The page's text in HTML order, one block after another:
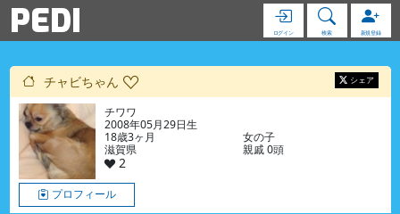
PEDI ログイン 検索 新規登録
チャビちゃん シェア
チワワ
2008年05月29日生
18歳3ヶ月
女の子
滋賀県
親戚 0頭
2
プロフィール